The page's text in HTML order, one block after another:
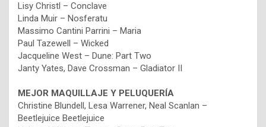
Lisy Christl – Conclave
Linda Muir – Nosferatu
Massimo Cantini Parrini – Maria
Paul Tazewell – Wicked
Jacqueline West – Dune: Part Two
Janty Yates, Dave Crossman – Gladiator II
MEJOR MAQUILLAJE Y PELUQUERÍA
Christine Blundell, Lesa Warrener, Neal Scanlan –
Beetlejuice Beetlejuice